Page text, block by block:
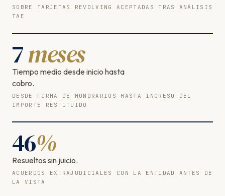
SOBRE TARJETAS REVOLVING ACEPTADAS TRAS ANÁLISIS
TAE
7meses
Tiempo medio desde inicio hasta
cobro.
DESDE FIRMA DE HONORARIOS HASTA INGRESO DEL
IMPORTE RESTITUIDO
46%
Resueltos sin juicio.
ACUERDOS EXTRAJUDICIALES CON LA ENTIDAD ANTES DE
LA VISTA